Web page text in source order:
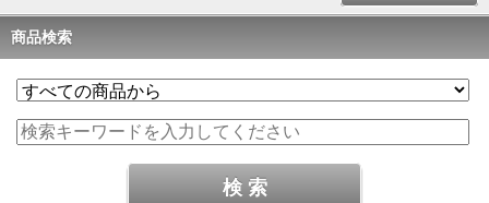
商品検索